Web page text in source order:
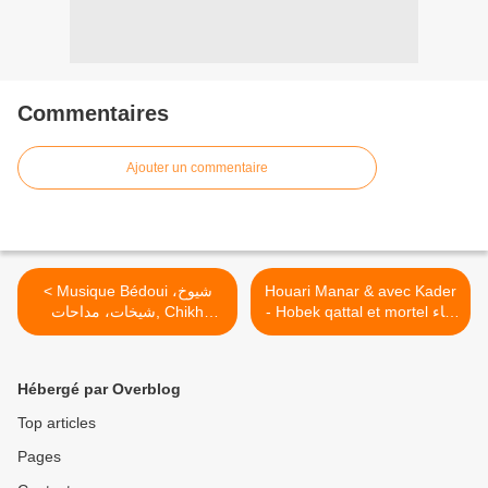
Commentaires
Ajouter un commentaire
< Musique Bédoui شيوخ،
شيخات، مداحات, Chikh
Mohamed Belkhiati
Houari Manar & avec Kader
- Hobek qattal et mortel غناء
راي ـ هواري منار مع الشاب
Hébergé par Overblog
Top articles
Pages